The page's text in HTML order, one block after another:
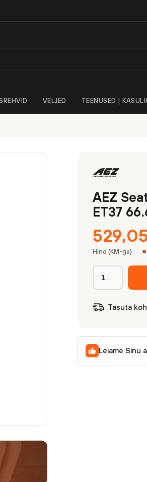
VELJED TEENUSED |
AEZ
ET37
Hind (KM-ga)
Tasuta
Leiame Sinu